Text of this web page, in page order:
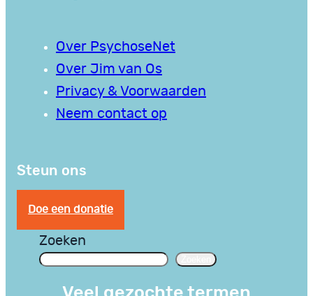
Over PsychoseNet
Over Jim van Os
Privacy & Voorwaarden
Neem contact op
Steun ons
Doe een donatie
Zoeken